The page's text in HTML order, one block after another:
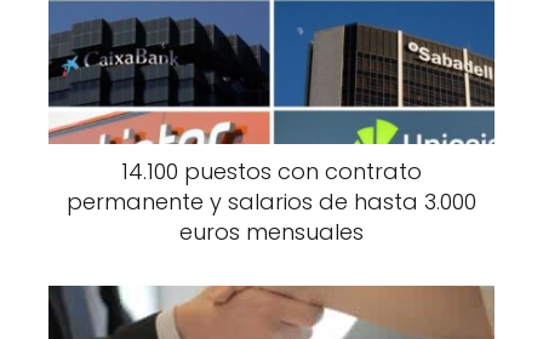
14.100 puestos con contrato
permanente y salarios de hasta 3.000
euros mensuales